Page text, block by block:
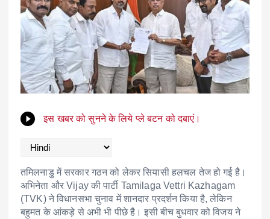
इस खबर को सुनने के लिये प्ले बटन को दबाएं।
तमिलनाडु में सरकार गठन को लेकर सियासी हलचल तेज हो गई है।
अभिनेता औरVijayकी पार्टी Tamilaga Vettri Kazhagam
(TVK) ने विधानसभा चुनाव में शानदार प्रदर्शन किया है, लेकिन
बहुमत के आंकड़े से अभी भी पीछे है। इसी बीच बुधवार को विजय ने